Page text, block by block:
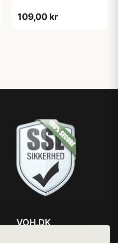
109,00 kr
VOH.DK